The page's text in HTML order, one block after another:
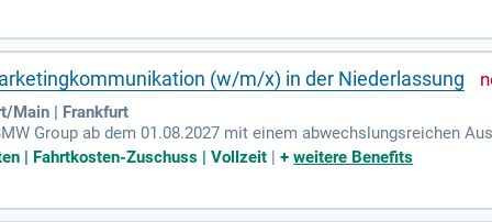
Ausbildung in einem chemischen Beruf, wie z.B.
Arbeitsweise sowie Genauigkeit und Teamfähigkeit. Bewerben
(w/m/x) in der Niederlassung
Main | Frankfurt
Group ab dem 01.08.2027 mit einem abwechslungsreichen
wie Weihnachts- und Urlaubsgeld. Unsere
unsere vielen Entwicklungsmöglichkeiten und zahlreiche
Entdecken Sie mehr über Ihre Karrierechancen bei BMW unter
| Fahrtkosten-Zuschuss | Vollzeit |+weitere Benefits